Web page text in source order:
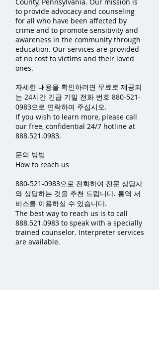
to provide advocacy and counseling
for all who have been affected by
crime and to promote sensitivity and
awareness in the community through
education. Our services are provided
at no cost to victims and their loved
ones.
자세한 내용을 확인하려면 무료로 제공되
는 24시간 긴급 기밀 전화 번호 880-521-
0983으로 연락하여 주십시오.
If you wish to learn more, please call
our free, confidential 24/7 hotline at
888.521.0983.
문의 방법
How to reach us
880-521-0983으로 전화하여 전문 상담사
와 상담하는 것을 추천 드립니다. 통역 서
비스를 이용하실 수 있습니다.
The best way to reach us is to call
888.521.0983 to speak with a specially
trained counselor. Interpreter services
are available.